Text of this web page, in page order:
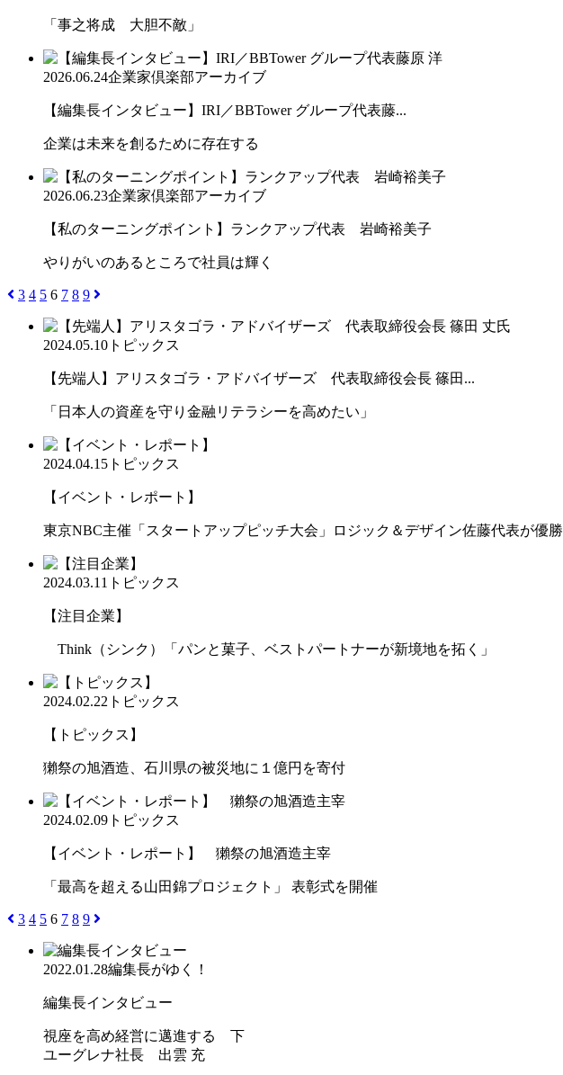
「事之将成 大胆不敵」
2026.06.24企業家倶楽部アーカイブ
【編集長インタビュー】IRI／BBTower グループ代表藤...
企業は未来を創るために存在する
2026.06.23企業家倶楽部アーカイブ
【私のターニングポイント】ランクアップ代表 岩崎裕美子
やりがいのあるところで社員は輝く
3 4 5 6 7 8 9
2024.05.10 トピックス
【先端人】アリスタゴラ・アドバイザーズ 代表取締役会長 篠田...
「日本人の資産を守り金融リテラシーを高めたい」
2024.04.15 トピックス
【イベント・レポート】
東京NBC主催「スタートアップピッチ大会」ロジック＆デザイン佐藤代表が優勝
2024.03.11 トピックス
【注目企業】
Think（シンク）「パンと菓子、ベストパートナーが新境地を拓く」
2024.02.22 トピックス
【トピックス】
獺祭の旭酒造、石川県の被災地に１億円を寄付
2024.02.09 トピックス
【イベント・レポート】 獺祭の旭酒造主宰
「最高を超える山田錦プロジェクト」 表彰式を開催
3 4 5 6 7 8 9
2022.01.28編集長がゆく！
編集長インタビュー
視座を高め経営に邁進する 下
ユーグレナ社長 出雲 充